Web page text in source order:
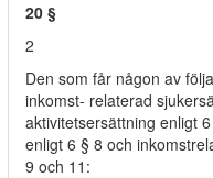
20 §
2
Den som får någon av
inkomst- relaterad
aktivitetsersättning enligt
enligt 6 § 8 och
9 och 11: